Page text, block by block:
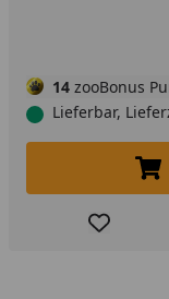
14 zooBonus
Lieferbar,
Produkt